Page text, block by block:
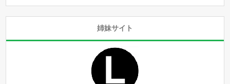
姉妹サイト